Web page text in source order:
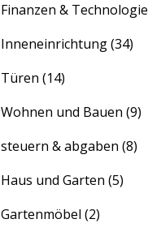
Finanzen & Technologie
Inneneinrichtung(34)
Türen (14)
Wohnen und Bauen (9)
steuern & abgaben (8)
Haus und Garten (5)
Gartenmöbel (2)